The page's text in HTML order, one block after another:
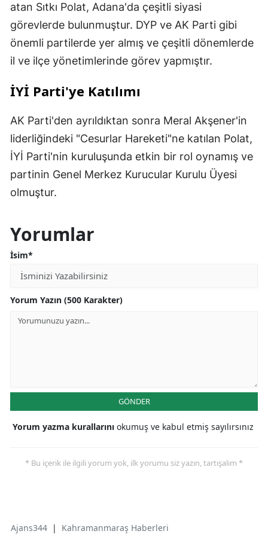
atan Sıtkı Polat, Adana'da çeşitli siyasi
görevlerde bulunmuştur. DYP ve AK Parti gibi
önemli partilerde yer almış ve çeşitli dönemlerde
il ve ilçe yönetimlerinde görev yapmıştır.
İYİ Parti'ye Katılımı
AK Parti'den ayrıldıktan sonra Meral Akşener'in
liderliğindeki "Cesurlar Hareketi"ne katılan Polat,
İYİ Parti'nin kuruluşunda etkin bir rol oynamış ve
partinin Genel Merkez Kurucular Kurulu Üyesi
olmuştur.
Yorumlar
İsim*
Yorum Yazın (500 Karakter)
GÖNDER
Yorum yazma kurallarını okumuş ve kabul etmiş sayılırsınız
* Bu içerik ile ilgili yorum yok, ilk yorumu siz yazın, tartışalım *
Ajans344 | Kahramanmaraş Haberleri